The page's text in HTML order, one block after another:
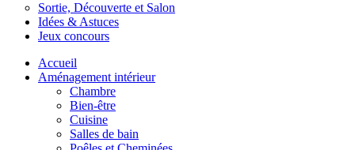
Sortie, Découverte et Salon
Idées & Astuces
Jeux concours
Accueil
Aménagement intérieur
Chambre
Bien-être
Cuisine
Salles de bain